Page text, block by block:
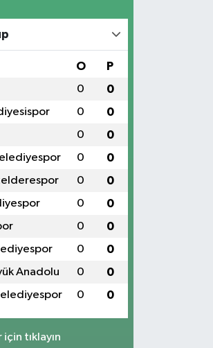
O P
0 0
0 0
0 0
0 0
0 0
0 0
0 0
0 0
Anadolu 0 0
0 0
tıklayın